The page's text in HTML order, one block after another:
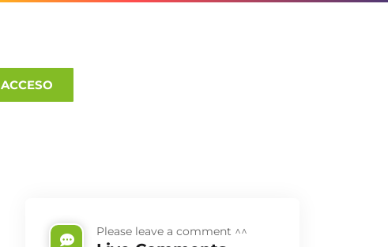
ACCESO
Please leave a comment ^^